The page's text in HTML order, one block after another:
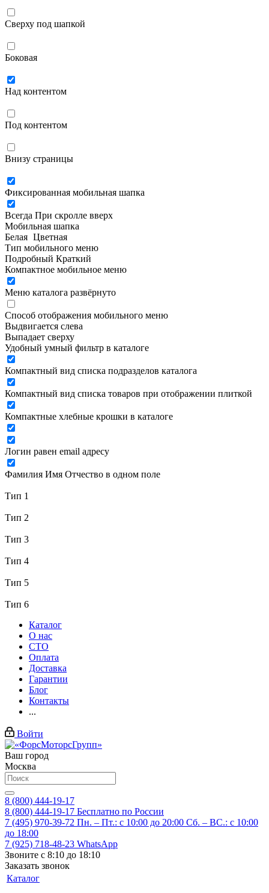
Сверху под шапкой
Боковая
Над контентом
Под контентом
Внизу страницы
Фиксированная мобильная шапка
Всегда При скролле вверх
Мобильная шапка
Белая Цветная
Тип мобильного меню
Подробный Краткий
Компактное мобильное меню
Меню каталога развёрнуто
Способ отображения мобильного меню
Выдвигается слева
Выпадает сверху
Удобный умный фильтр в каталоге
Компактный вид списка подразделов каталога
Компактный вид списка товаров при отображении плиткой
Компактные хлебные крошки в каталоге
Логин равен email адресу
Фамилия Имя Отчество в одном поле
Тип 1
Тип 2
Тип 3
Тип 4
Тип 5
Тип 6
Каталог
О нас
СТО
Оплата
Доставка
Гарантии
Блог
Контакты
...
Войти
Ваш город
Москва
8 (800) 444-19-17
8 (800) 444-19-17 Бесплатно по России
7 (495) 970-39-72 Пн. – Пт.: с 10:00 до 20:00 Сб. – ВС.: c 10:00
до 18:00
7 (925) 718-48-23 WhatsApp
Звоните с 8:10 до 18:10
Заказать звонок
Каталог